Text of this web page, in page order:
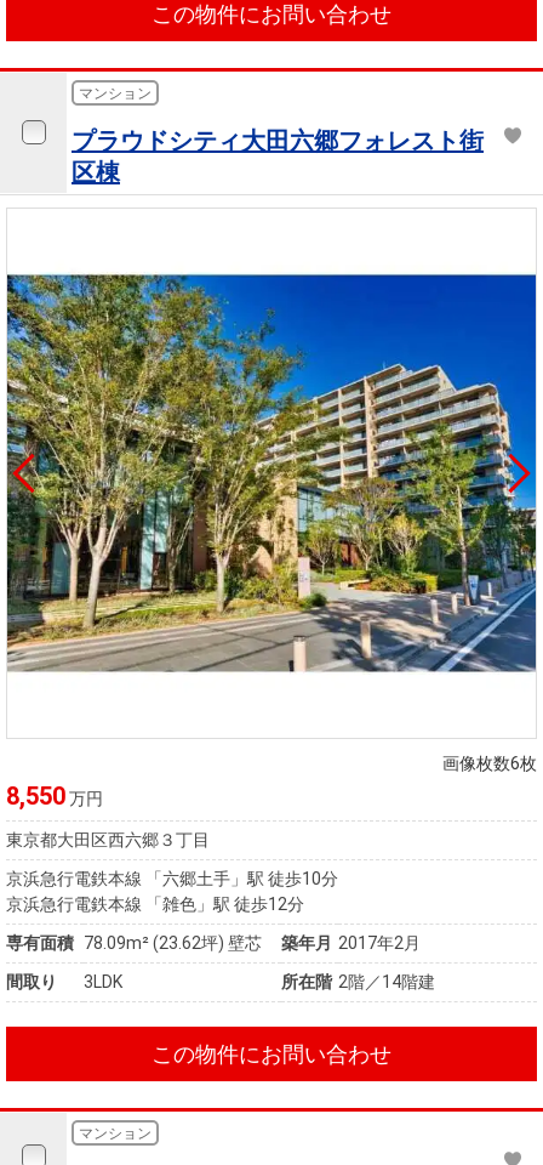
この物件にお問い合わせ
マンション
プラウドシティ大田六郷フォレスト街
区棟
画像枚数6枚
8,550万円
東京都大田区西六郷３丁目
京浜急行電鉄本線 「六郷土手」駅 徒歩10分
京浜急行電鉄本線 「雑色」駅 徒歩12分
専有面積 78.09m²(23.62坪) 壁芯 築年月 2017年2月
間取り
3LDK 所在階 2階／14階建
この物件にお問い合わせ
マンション